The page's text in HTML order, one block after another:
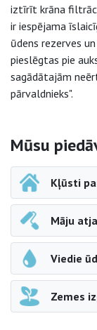
iztīrīt krāna
ir iespējama
ūdens rezerves
pieslēgtas pie
sagādātajām
pārvaldnieks".
Sāna
Mūsu
Kļūsti
Māju
Viedie
Zemes